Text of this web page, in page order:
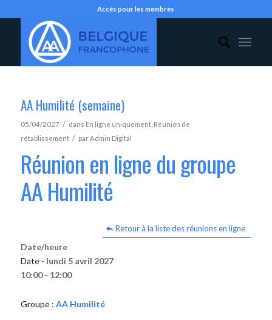
Accès pour les membres
AA Humilité (semaine)
05/04/2027 / dans En ligne uniquement, Réunion de
rétablissement / parAdmin Digital
Réunion en ligne du groupe
AA Humilité
Retour à la liste des réunions en ligne
Date/heure
Date - lundi 5 avril 2027
10:00 - 12:00
Groupe : AA Humilité